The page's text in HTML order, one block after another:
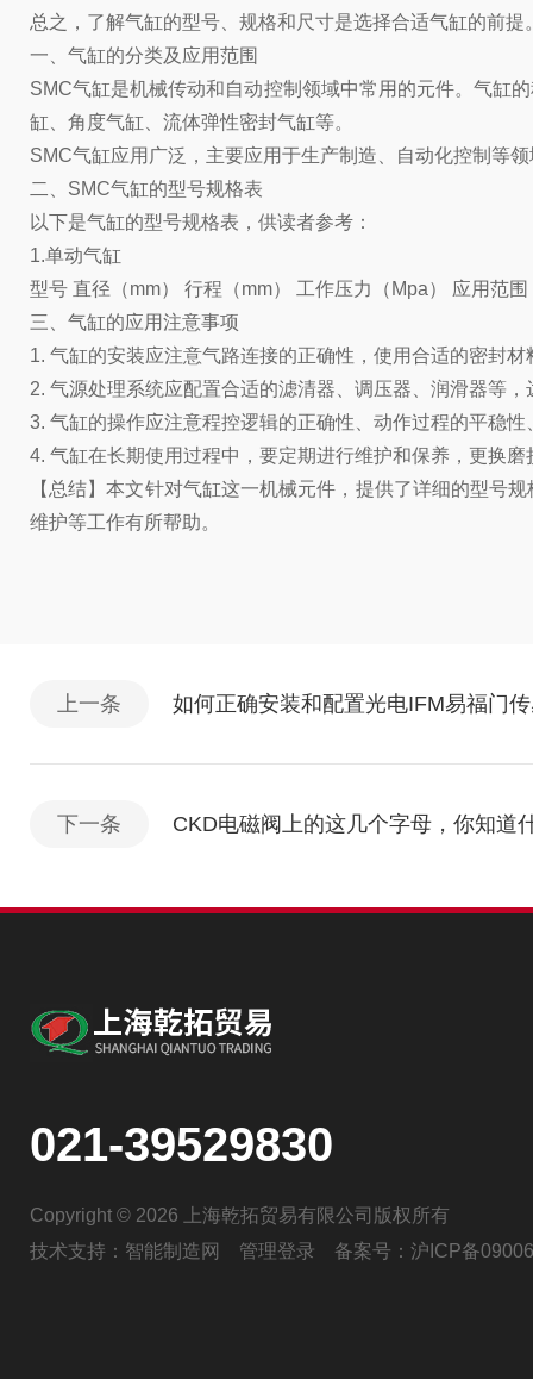
总之，了解气缸的型号、规格和尺寸是选择合适气缸的前
一、气缸的分类及应用范围
SMC气缸是机械传动和自动控制领域中常用的元件。气缸
缸、角度气缸、流体弹性密封气缸等。
SMC气缸应用广泛，主要应用于生产制造、自动化控制等
二、SMC气缸的型号规格表
以下是气缸的型号规格表，供读者参考：
1.单动气缸
型号 直径（mm） 行程（mm） 工作压力（Mpa） 应用范围
三、气缸的应用注意事项
1. 气缸的安装应注意气路连接的正确性，使用合适的密封材
2. 气源处理系统应配置合适的滤清器、调压器、润滑器等
3. 气缸的操作应注意程控逻辑的正确性、动作过程的平稳
4. 气缸在长期使用过程中，要定期进行维护和保养，更换
【总结】本文针对气缸这一机械元件，提供了详细的型号
维护等工作有所帮助。
上一条 如何正确安装和配置光电IFM易福门
下一条 CKD电磁阀上的这几个字母，你知道
021-39529830
Copyright © 2026 上海乾拓贸易有限公司版权所有
技术支持： 智能制造网 管理登录 备案号： 沪ICP备